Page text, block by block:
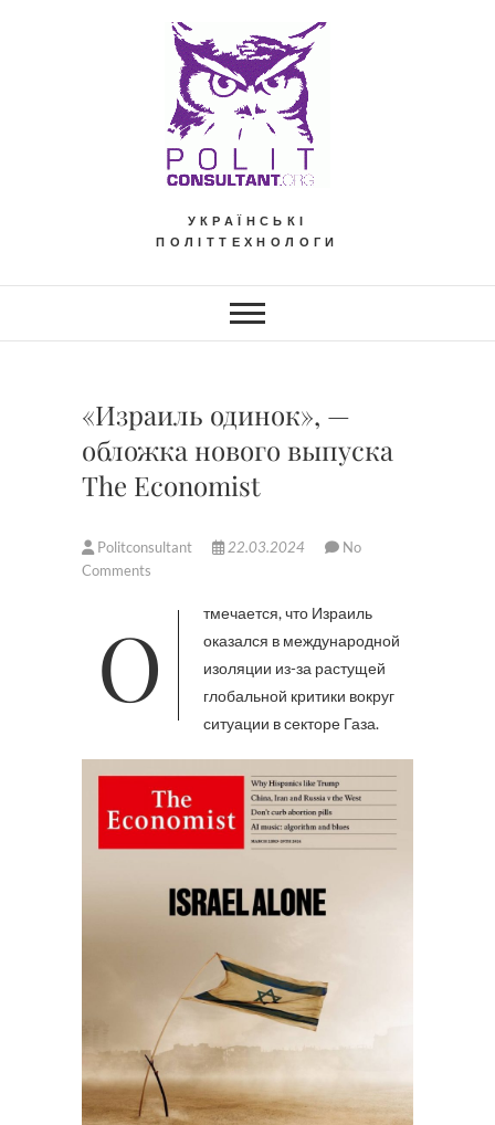
УКРАЇНСЬКІ
ПОЛІТТЕХНОЛОГИ
«Израиль одинок», —
обложка нового выпуска
The Economist
Politconsultant 22.03.2024
No
Comments
Отмечается, что Израиль
оказался в международной
изоляции из-за растущей
глобальной критики вокруг
ситуации в секторе Газа.